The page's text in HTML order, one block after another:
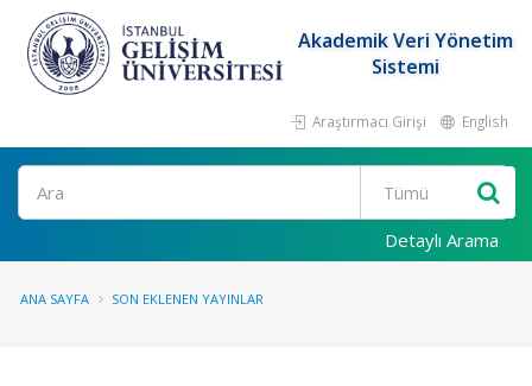
Akademik Veri Yönetim
Sistemi
Araştırmacı Girişi English
Ara
Detaylı Arama
ANA SAYFA SON EKLENEN YAYINLAR